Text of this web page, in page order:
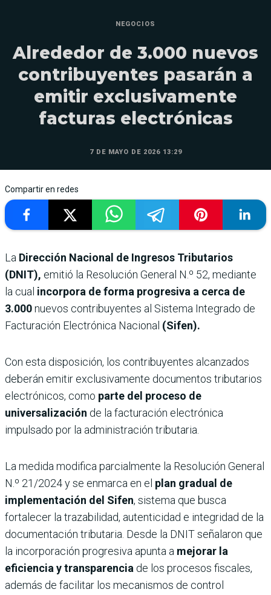
NEGOCIOS
Alrededor de 3.000 nuevos
contribuyentes pasarán a
emitir exclusivamente
facturas electrónicas
7 DE MAYO DE 2026 13:29
Compartir en redes
La Dirección Nacional de Ingresos Tributarios
(DNIT), emitió la Resolución General N.º 52, mediante
la cual incorpora de forma progresiva a cerca de
3.000nuevos contribuyentes al Sistema Integrado de
Facturación Electrónica Nacional (Sifen).
Con esta disposición, los contribuyentes alcanzados
deberán emitir exclusivamente documentos tributarios
electrónicos, como parte del proceso de
universalización de la facturación electrónica
impulsado por la administración tributaria.
La medida modifica parcialmente la Resolución General
N.º 21/2024 y se enmarca en el plan gradual de
implementación del Sifen, sistema que busca
fortalecer la trazabilidad, autenticidad e integridad de la
documentación tributaria. Desde la DNIT señalaron que
la incorporación progresiva apunta a mejorar la
eficiencia y transparencia de los procesos fiscales,
además de facilitar los mecanismos de control